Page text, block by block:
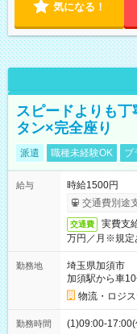
気になる！
スピードよりも
タン×完全座り
派遣 職種未経験OK ブ
給与
時給1500円
交通費別途
交通費
実費支
万円／月※規定
勤務地
埼玉県加須市
加須駅から車
物流・ロジ
勤務時間 (1)09:00-